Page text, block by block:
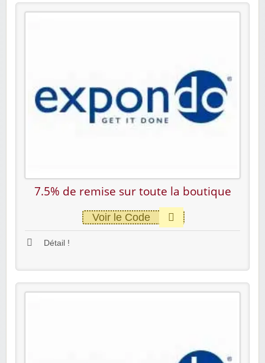
7.5% de remise sur toute la boutique
Voir le Code
Détail !